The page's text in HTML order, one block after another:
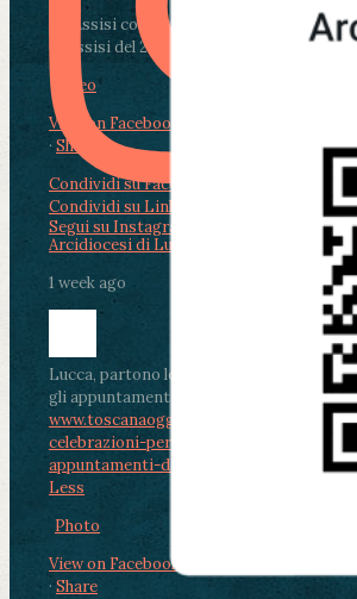
Da Assisi con i giovani per Celebrare il
di Assisi del 2 Ag...
Video
View on Facebook
· Share
Condividi su Facebook
Condividi su LinkedIn
Condividi via email
Arcidiocesi di Lucca
1 week ago
Lucca, partono le celebrazioni per don
gli appuntamenti dal 2 al 4 agosto
www.toscanaoggi.it/lucca-partono-le-
celebrazioni-per-don-aldo-mei-gli-
appuntamenti-dal-2-al-4-ago...
See
Less
Photo
View on Facebook
· Share
Segui su Instagram